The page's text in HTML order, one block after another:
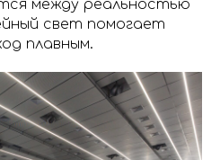
между реальностью
свет помогает
плавным.